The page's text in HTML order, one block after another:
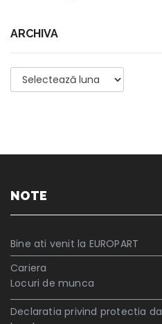
ARCHIVA
Archiva
NOTE
Bine ati venit la EUROPART
Cariera
Locuri de munca
Declaratia privind protectia